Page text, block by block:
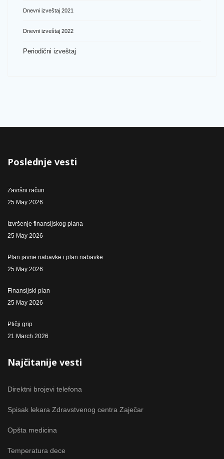
Dnevni izveštaj 2021
Dnevni izveštaj 2022
Periodični izveštaj
Poslednje vesti
Završni račun
25 May 2026
Izvršenje finansijskog plana
25 May 2026
Plan javne nabavke i plan nabavke
25 May 2026
Finansijski plan
25 May 2026
Ptičji grip
21 March 2026
Najčitanije vesti
Direktni brojevi telefona
Spisak lekara Zdravstvenog centra Zaječar
Opšta medicina
Temperatura dece